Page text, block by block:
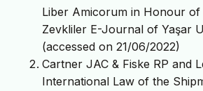
Liber Amicorum in Honour of
Zevkliler E-Journal of Yaşar
(accessed on 21/06/2022)
Cartner JAC & Fiske RP and
International Law of the